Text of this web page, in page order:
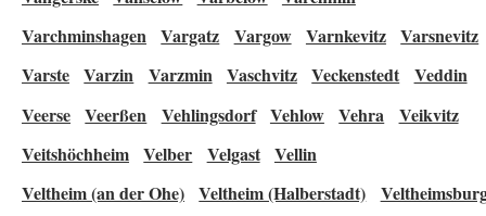
Varchminshagen Vargatz Vargow Varnkevitz Varsnevitz
Varste Varzin Varzmin Vaschvitz Veckenstedt
Veddin
Veerse Veerßen Vehlingsdorf Vehlow Vehra
Veikvitz
Veitshöchheim Velber Velgast Vellin
Veltheim (an der Ohe) Veltheim (Halberstadt)